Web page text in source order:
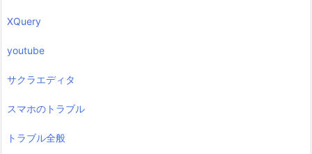
XQuery
youtube
サクラエディタ
スマホのトラブル
トラブル全般